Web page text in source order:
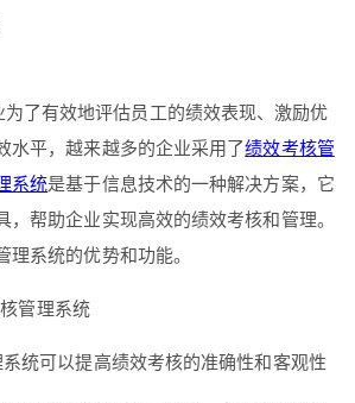
为了有效地评估员工的绩效表现、激励优
水平，越来越多的企业采用了绩效考核管
系统是基于信息技术的一种解决方案，它
，帮助企业实现高效的绩效考核和管理。
理系统的优势和功能。
可以提高绩效考核的准确性和客观性